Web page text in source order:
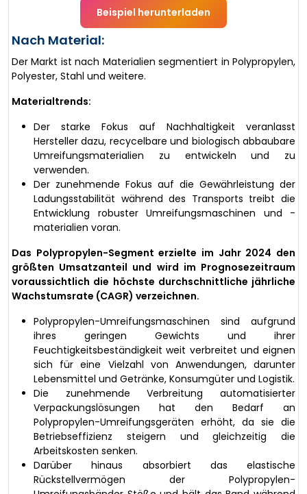
Beispiel herunterladen
Nach Material:
Der Markt ist nach Materialien segmentiert in Polypropylen,
Polyester, Stahl und weitere.
Materialtrends:
Der starke Fokus auf Nachhaltigkeit veranlasst
Hersteller dazu, recycelbare und biologisch abbaubare
Umreifungsmaterialien zu entwickeln und zu
verwenden.
Der zunehmende Fokus auf die Gewährleistung der
Ladungsstabilität während des Transports treibt die
Entwicklung robuster Umreifungsmaschinen und -
materialien voran.
Das Polypropylen-Segment erzielte im Jahr 2024 den
größten Umsatzanteil und wird im Prognosezeitraum
voraussichtlich die höchste durchschnittliche jährliche
Wachstumsrate (CAGR) verzeichnen.
Polypropylen-Umreifungsmaschinen sind aufgrund
ihres geringen Gewichts und ihrer
Feuchtigkeitsbeständigkeit weit verbreitet und eignen
sich für eine Vielzahl von Anwendungen, darunter
Lebensmittel und Getränke, Konsumgüter und Logistik.
Die zunehmende Verbreitung automatisierter
Verpackungslösungen hat den Bedarf an
Polypropylen-Umreifungsgeräten erhöht, da sie die
Betriebseffizienz steigern und gleichzeitig die
Arbeitskosten senken.
Darüber hinaus absorbiert das elastische
Rückstellvermögen der Polypropylen-